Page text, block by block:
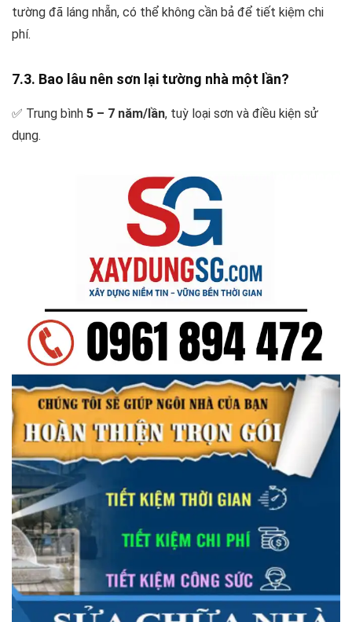
tường đã láng nhẵn, có thể không cần bả để tiết kiệm chi
phí.
7.3. Bao lâu nên sơn lại tường nhà một lần?
✅ Trung bình 5 – 7 năm/lần, tuỳ loại sơn và điều kiện sử
dụng.